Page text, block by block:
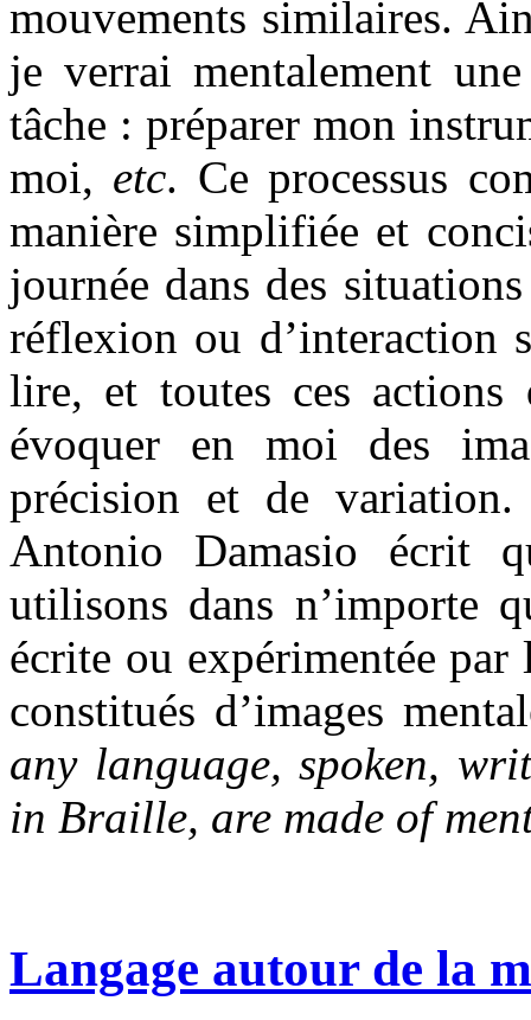
mouvements similaires.
je verrai mentalement
tâche : préparer mon
moi, etc. Ce processus
manière simplifiée et
journée dans des
réflexion ou d’interaction
lire, et toutes ces actions
évoquer en moi des
précision et de variation.
Antonio Damasio écrit
utilisons dans n’importe
écrite ou expérimentée
constitués d’images
any language, spoken,
in Braille, are made of
Langage autour de la